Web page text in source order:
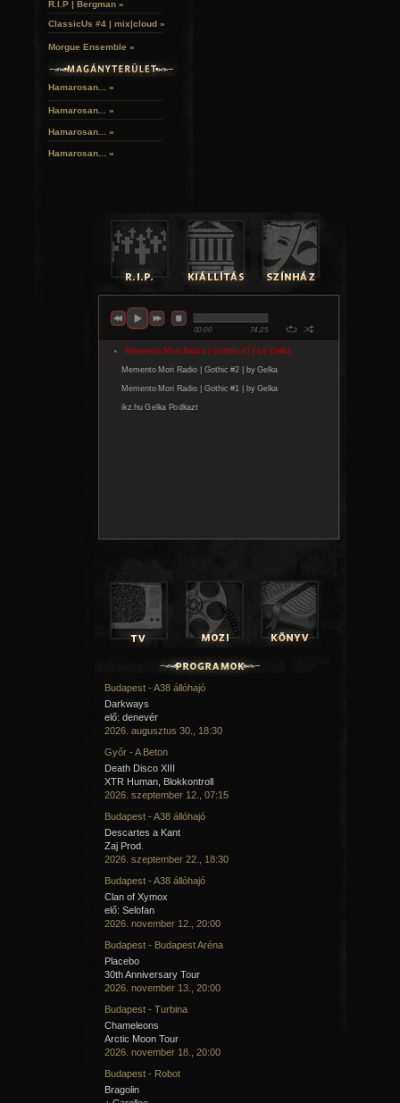
R.I.P | Bergman »
ClassicUs #4 | mix|cloud »
Morgue Ensemble »
Hamarosan... »
Hamarosan... »
Hamarosan... »
Hamarosan... »
Budapest - A38 állóhajó
Darkways
elő: denevér
2026. augusztus 30., 18:30
Győr - A Beton
Death Disco XIII
XTR Human, Blokkontroll
2026. szeptember 12., 07:15
Budapest - A38 állóhajó
Descartes a Kant
Zaj Prod.
2026. szeptember 22., 18:30
Budapest - A38 állóhajó
Clan of Xymox
elő: Selofan
2026. november 12., 20:00
Budapest - Budapest Aréna
Placebo
30th Anniversary Tour
2026. november 13., 20:00
Budapest - Turbina
Chameleons
Arctic Moon Tour
2026. november 18., 20:00
Budapest - Robot
Bragolin